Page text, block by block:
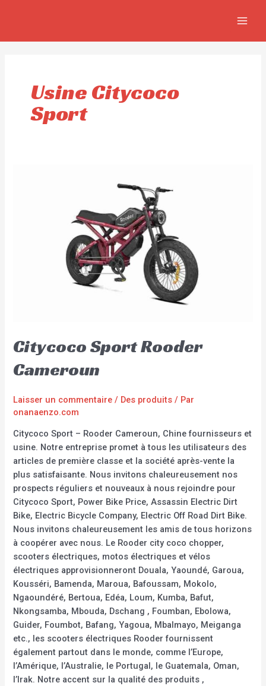
Usine Citycoco
Sport
Citycoco Sport Rooder
Cameroun
Laisser un commentaire / Des produits / Par
onanaenzo.com
Citycoco Sport – Rooder Cameroun, Chine fournisseurs et
usine. Notre entreprise promet à tous les utilisateurs des
articles de première classe et la société après-vente la
plus satisfaisante. Nous invitons chaleureusement nos
prospects réguliers et nouveaux à nous rejoindre pour
Citycoco Sport, Power Bike Price, Assassin Electric Dirt
Bike, Electric Bicycle Company, Electric Off Road Dirt Bike.
Nous invitons chaleureusement les amis de tous horizons
à coopérer avec nous. Le Rooder city coco chopper,
scooters électriques, motos électriques et vélos
électriques approvisionneront Douala, Yaoundé, Garoua,
Kousséri, Bamenda, Maroua, Bafoussam, Mokolo,
Ngaoundéré, Bertoua, Edéa, Loum, Kumba, Bafut,
Nkongsamba, Mbouda, Dschang , Foumban, Ebolowa,
Guider, Foumbot, Bafang, Yagoua, Mbalmayo, Meiganga
etc., les scooters électriques Rooder fournissent
également partout dans le monde, comme l’Europe,
l’Amérique, l’Australie, le Portugal, le Guatemala, Oman,
l’Irak. Notre accent sur la qualité des produits ,